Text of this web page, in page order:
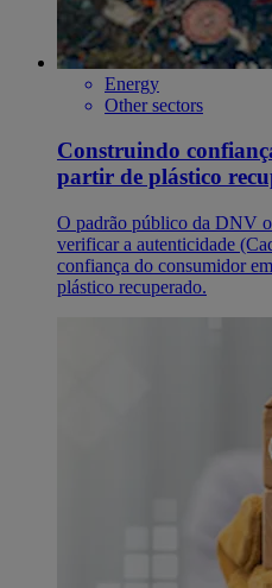
Energy
Other sectors
Construindo
partir de plástico
O padrão público da DNV
verificar a autenticidade
confiança do consumidor
plástico recuperado.